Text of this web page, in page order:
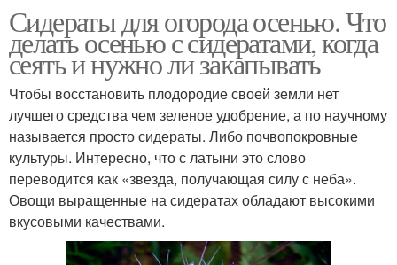
Сидераты для огорода осенью. Что
делать осенью с сидератами, когда
сеять и нужно ли закапывать
Чтобы восстановить плодородие своей земли нет
лучшего средства чем зеленое удобрение, а по научному
называется просто сидераты. Либо почвопокровные
культуры. Интересно, что с латыни это слово
переводится как «звезда, получающая силу с неба».
Овощи выращенные на сидератах обладают высокими
вкусовыми качествами.